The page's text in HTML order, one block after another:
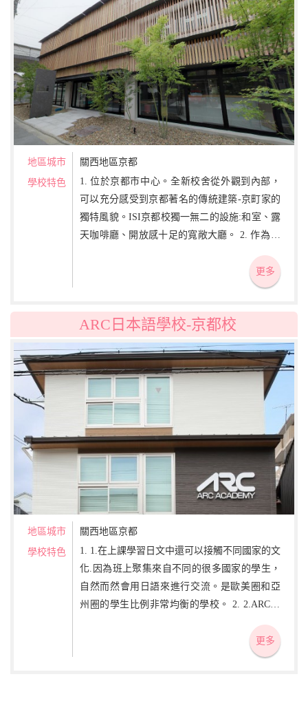
地區城市
關西地區京都
學校特色
1. 位於京都市中心。全新校舍從外觀到內部，
可以充分感受到京都著名的傳統建築-京町家的
獨特風貌。ISI京都校獨一無二的設施:和室、露
天咖啡廳、開放感十足的寬敞大廳。 2. 作為日
人的小班制。不僅與老師同學之間感覺更親近,
更多
ARC日本語學校-京都校
地區城市
關西地區京都
學校特色
1. 1.在上課學習日文中還可以接觸不同國家的文
化.因為班上聚集來自不同的很多國家的學生，
自然而然會用日語來進行交流。是歐美圈和亞
州圈的學生比例非常均衡的學校。 2. 2.ARC日
解多少語法，單詞，可是卻不能在實際對話中
使用，那就失去了學習的意義。學習日常生
更多